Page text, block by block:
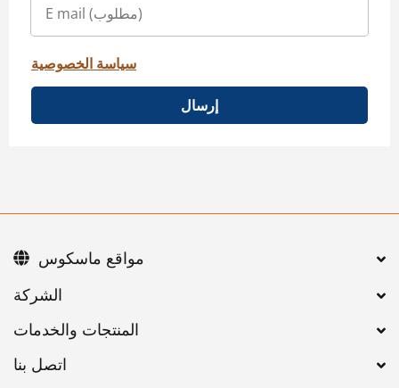
سياسة الخصوصية
إرسال
اتصل بنا
مواقع ماسكوس